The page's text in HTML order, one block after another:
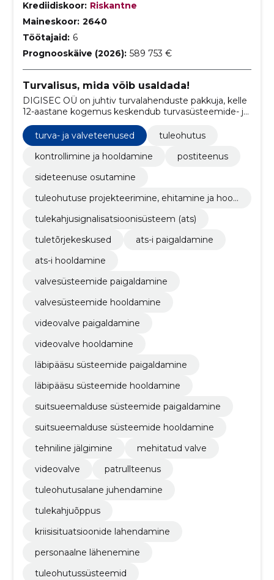
Krediidiskoor: Riskantne
Maineskoor: 2640
Töötajaid: 6
Prognooskäive (2026): 589 753 €
Turvalisus, mida võib usaldada!
DIGISEC OÜ on juhtiv turvalahenduste pakkuja, kelle
12-aastane kogemus keskendub turvasüsteemide- ja
tulekahju signalisatsioonide hooldusele ning
kvaliteetsete videovalve ja turvateenuste
pakkumisele
turva- ja valveteenused
tuleohutus
kontrollimine ja hooldamine
postiteenus
sideteenuse osutamine
tuleohutuse projekteerimine, ehitamine ja hool
tulekahjusignalisatsioonisüsteem (ats)
tuletõrjekeskused
ats-i paigaldamine
ats-i hooldamine
valvesüsteemide paigaldamine
valvesüsteemide hooldamine
videovalve paigaldamine
videovalve hooldamine
läbipääsu süsteemide paigaldamine
läbipääsu süsteemide hooldamine
suitsueemalduse süsteemide paigaldamine
suitsueemalduse süsteemide hooldamine
tehniline jälgimine
mehitatud valve
videovalve
patrullteenus
tuleohutusalane juhendamine
tulekahjuõppus
kriisisituatsioonide lahendamine
personaalne lähenemine
tuleohutussüsteemid